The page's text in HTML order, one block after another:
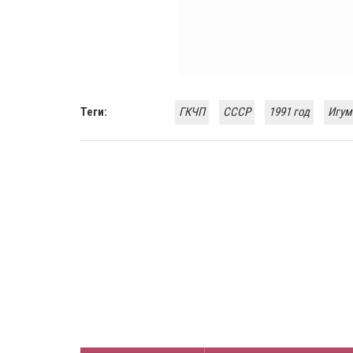
Теги: ГКЧП СССР 1991 год